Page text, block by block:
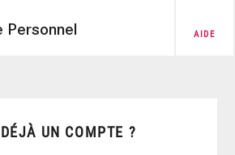
Personnel AIDE
UN COMPTE ?